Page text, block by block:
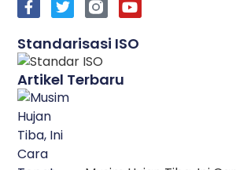
Artikel Terbaru
Standarisasi ISO